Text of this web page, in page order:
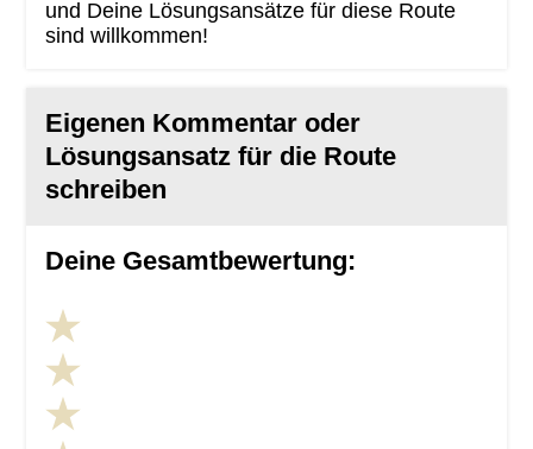
und Deine Lösungsansätze für diese Route
sind willkommen!
Eigenen Kommentar oder
Lösungsansatz für die Route
schreiben
Deine Gesamtbewertung: